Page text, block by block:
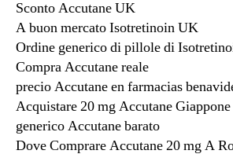
Sconto Accutane UK
A buon mercato Isotretinoin UK
Ordine generico di pillole di
Compra Accutane reale
precio Accutane en farmacias
Acquistare 20 mg Accutane Giappone
generico Accutane barato
Dove Comprare Accutane 20 mg A